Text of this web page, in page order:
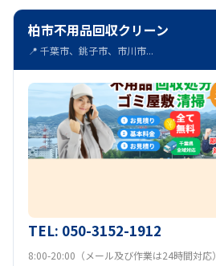
柏市不用品回収クリーン
📍 千葉市、銚子市、市川市...
TEL: 050-3152-1912
8:00-20:00（メール及び作業は24時間対応）